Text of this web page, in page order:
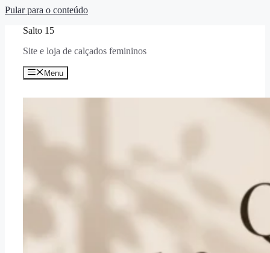
Pular para o conteúdo
Salto 15
Site e loja de calçados femininos
Menu